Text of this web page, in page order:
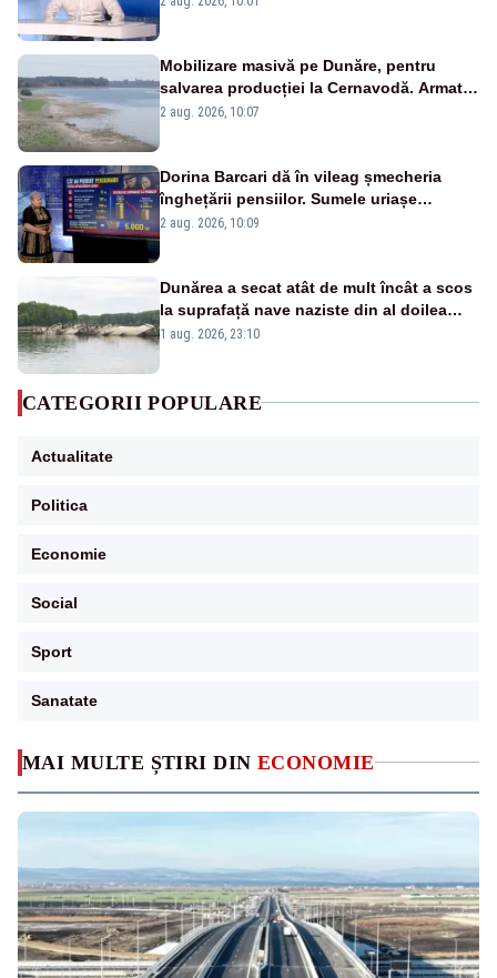
MAI MULTE ȘTIRI DIN ECONOMIE
Mobilizare masivă pe Dunăre, pentru
salvarea producției la Cernavodă. Armata
va detona o stâncă și va devia apa
2 aug. 2026, 10:07
Dorina Barcari dă în vileag șmecheria
înghețării pensiilor. Sumele uriașe
pierdute de fiecare român
2 aug. 2026, 10:09
Dunărea a secat atât de mult încât a scos
la suprafață nave naziste din al doilea
război mondial
1 aug. 2026, 23:10
CATEGORII POPULARE
Actualitate
Politica
Economie
Social
Sport
Sanatate